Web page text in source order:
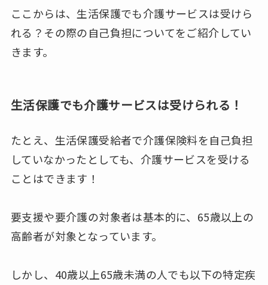
ここからは、生活保護でも介護サービスは受けら
れる？その際の自己負担についてをご紹介してい
きます。
生活保護でも介護サービスは受けられる！
たとえ、生活保護受給者で介護保険料を自己負担
していなかったとしても、介護サービスを受ける
ことはできます！
要支援や要介護の対象者は基本的に、65歳以上の
高齢者が対象となっています。
しかし、40歳以上65歳未満の人でも以下の特定疾